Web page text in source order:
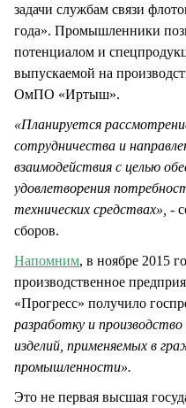
задачи службам связи
года». Промышленники
потенциалом и
выпускаемой на
ОмПО «Иртыш».
«Планируется
сотрудничества и
взаимодействия с целью
удовлетворения
технических средствах», -
сборов.
Напомним, в ноябре 2015
производственное
«Прогресс» получило
разработку и
изделий, применяемых в
промышленности».
Это не первая высшая